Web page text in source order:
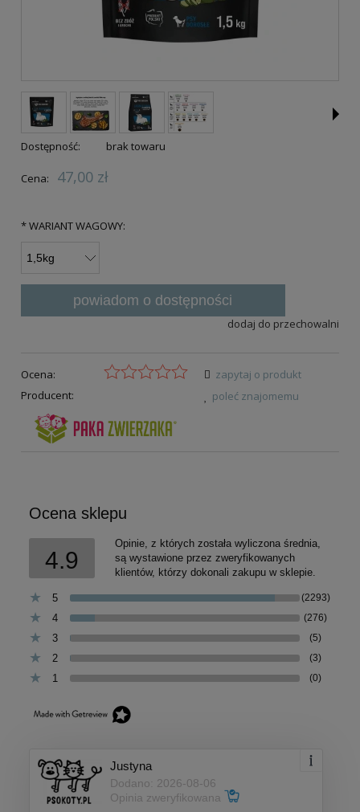
Dostępność: brak towaru
Cena: 47,00 zł
*WARIANT WAGOWY:
powiadom o dostępności
dodaj do przechowalni
Ocena:
Producent:
zapytaj o produkt
poleć znajomemu
Ocena sklepu
4.9
Opinie, z których została wyliczona średnia,
są wystawione przez zweryfikowanych
klientów, którzy dokonali zakupu w sklepie.
5 (2293)
4 (276)
3 (5)
2 (3)
1 (0)
Justyna
Dodano: 2026-08-06
Opinia zweryfikowana